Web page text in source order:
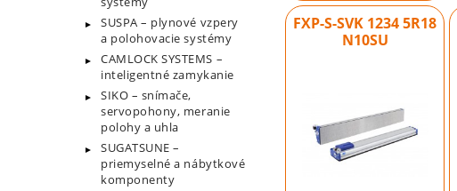
SUSPA – plynové vzpery
a polohovacie systémy
CAMLOCK SYSTEMS –
inteligentné zamykanie
SIKO – snímače,
servopohony, meranie
polohy a uhla
SUGATSUNE –
priemyselné a nábytkové
komponenty
FXP-S-SVK 1234 5R18
N10SU